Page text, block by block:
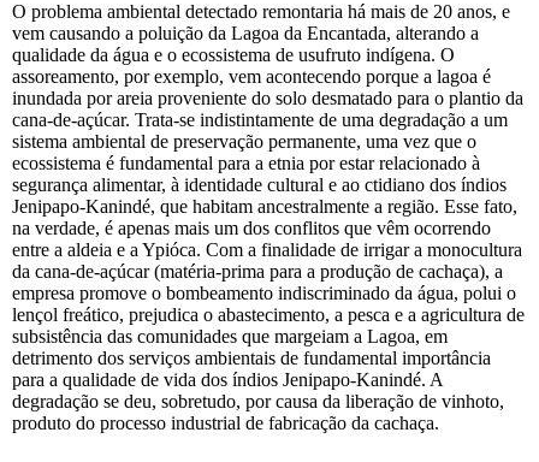
O problema ambiental detectado remontaria há mais de 20 anos, e
vem causando a poluição da Lagoa da Encantada, alterando a
qualidade da água e o ecossistema de usufruto indígena. O
assoreamento, por exemplo, vem acontecendo porque a lagoa é
inundada por areia proveniente do solo desmatado para o plantio da
cana-de-açúcar. Trata-se indistintamente de uma degradação a um
sistema ambiental de preservação permanente, uma vez que o
ecossistema é fundamental para a etnia por estar relacionado à
segurança alimentar, à identidade cultural e ao ctidiano dos índios
Jenipapo-Kanindé, que habitam ancestralmente a região. Esse fato,
na verdade, é apenas mais um dos conflitos que vêm ocorrendo
entre a aldeia e a Ypióca. Com a finalidade de irrigar a monocultura
da cana-de-açúcar (matéria-prima para a produção de cachaça), a
empresa promove o bombeamento indiscriminado da água, polui o
lençol freático, prejudica o abastecimento, a pesca e a agricultura de
subsistência das comunidades que margeiam a Lagoa, em
detrimento dos serviços ambientais de fundamental importância
para a qualidade de vida dos índios Jenipapo-Kanindé. A
degradação se deu, sobretudo, por causa da liberação de vinhoto,
produto do processo industrial de fabricação da cachaça.